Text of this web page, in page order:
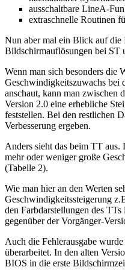
ausschaltbare LineA-
extraschnelle Routinen
Nun aber mal ein Blick auf die
Bildschirmauflösungen bei ST
Wenn man sich besonders die
Geschwindigkeitszuwachs bei
anschaut, kann man zwischen
Version 2.0 eine erhebliche
feststellen. Bei den restlichen
Verbesserung ergeben.
Anders sieht das beim TT aus.
mehr oder weniger große
(Tabelle 2).
Wie man hier an den Werten
Geschwindigkeitssteigerung
den Farbdarstellungen des
gegenüber der Vorgänger-
Auch die Fehlerausgabe
überarbeitet. In den alten
BIOS in die erste